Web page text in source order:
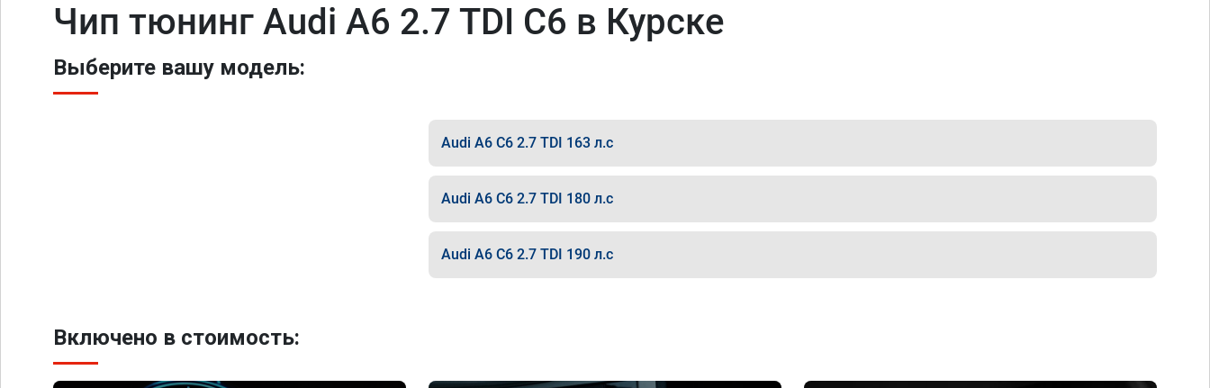
Чип тюнинг Audi A6 2.7 TDI C6 в Курске
Выберите вашу модель:
Audi A6 C6 2.7 TDI 163 л.с
Audi A6 C6 2.7 TDI 180 л.с
Audi A6 C6 2.7 TDI 190 л.с
Включено в стоимость: